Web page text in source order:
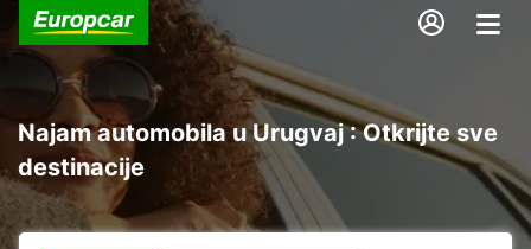
Najam automobila u Urugvaj : Otkrijte sve
destinacije